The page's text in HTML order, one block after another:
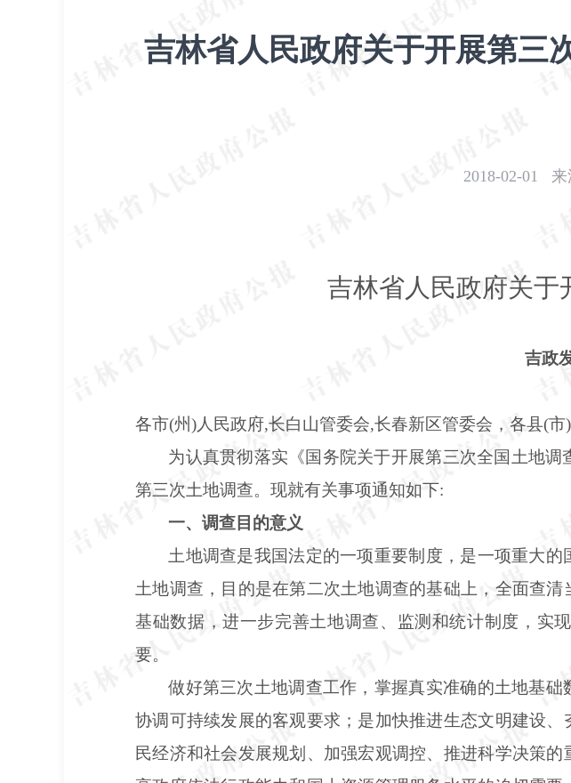
吉林省人民政府关于开展第三
2018-02-01 来
吉林省人民政府关于
吉政
各市(州)人民政府,长白山管委会,长春新区管委会，各县(
为认真贯彻落实《国务院关于开展第三次全国土地调
第三次土地调查。现就有关事项通知如下:
一、调查目的意义
土地调查是我国法定的一项重要制度，是一项重大
土地调查，目的是在第二次土地调查的基础上，全面查
基础数据，进一步完善土地调查、监测和统计制度，实
要。
做好第三次土地调查工作，掌握真实准确的土地基
协调可持续发展的客观要求；是加快推进生态文明建设
民经济和社会发展规划、加强宏观调控、推进科学决策